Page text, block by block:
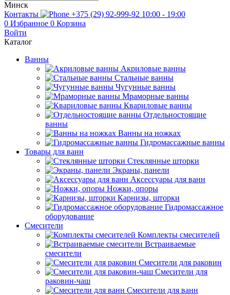
Минск
Контакты
+375 (29) 92-999-92 10:00 - 19:00
0 Избранное 0 Корзина
Войти
Каталог
Ванны
Акриловые ванны
Стальные ванны
Чугунные ванны
Мраморные ванны
Квариловые ванны
Отдельностоящие
ванны
Ванны на ножках
Гидромассажные ванны
Товары для ванн
Стеклянные шторки
Экраны, панели
Аксессуары для ванн
Ножки, опоры
Карнизы, шторки
Гидромассажное
оборудование
Смесители
Комплекты смесителей
Встраиваемые
смесители
Смесители для раковин
Смесители для
раковин-чаш
Смесители для ванн